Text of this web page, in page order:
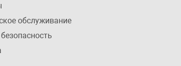
обслуживание